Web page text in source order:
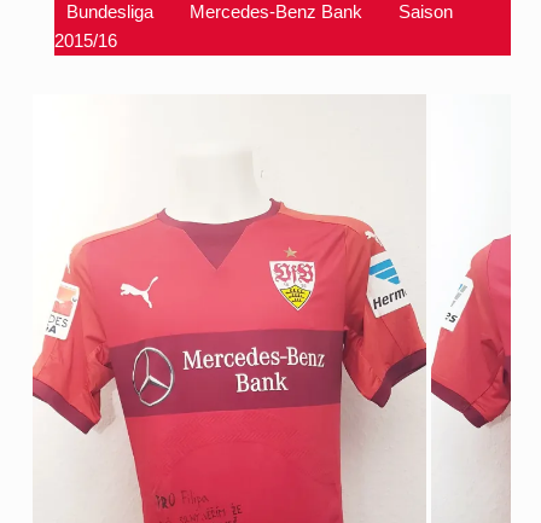
Bundesliga Mercedes-Benz Bank
Saison
2015/16